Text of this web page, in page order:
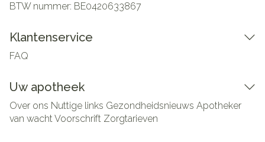
BTW nummer: BE0420633867
Klantenservice
FAQ
Uw apotheek
Over ons Nuttige links Gezondheidsnieuws Apotheker
van wachtVoorschrift Zorgtarieven